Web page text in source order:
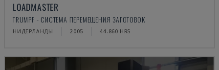
LOADMASTER
TRUMPF - СИСТЕМА ПЕРЕМЕЩЕНИЯ ЗАГОТОВОК
НИДЕРЛАНДЫ 2005 44.860 HRS